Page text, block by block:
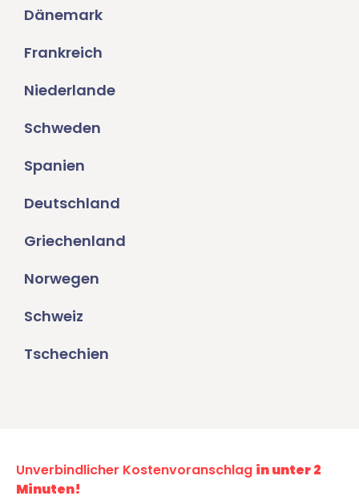
Dänemark
Frankreich
Niederlande
Schweden
Spanien
Deutschland
Griechenland
Norwegen
Schweiz
Tschechien
Unverbindlicher Kostenvoranschlag in unter 2
Minuten!